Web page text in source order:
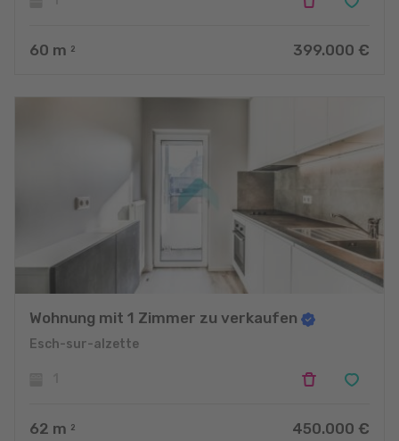
60 m 2 399.000 €
Wohnung mit 1 Zimmer zu verkaufen
Esch-sur-alzette
62 m 2 450.000 €